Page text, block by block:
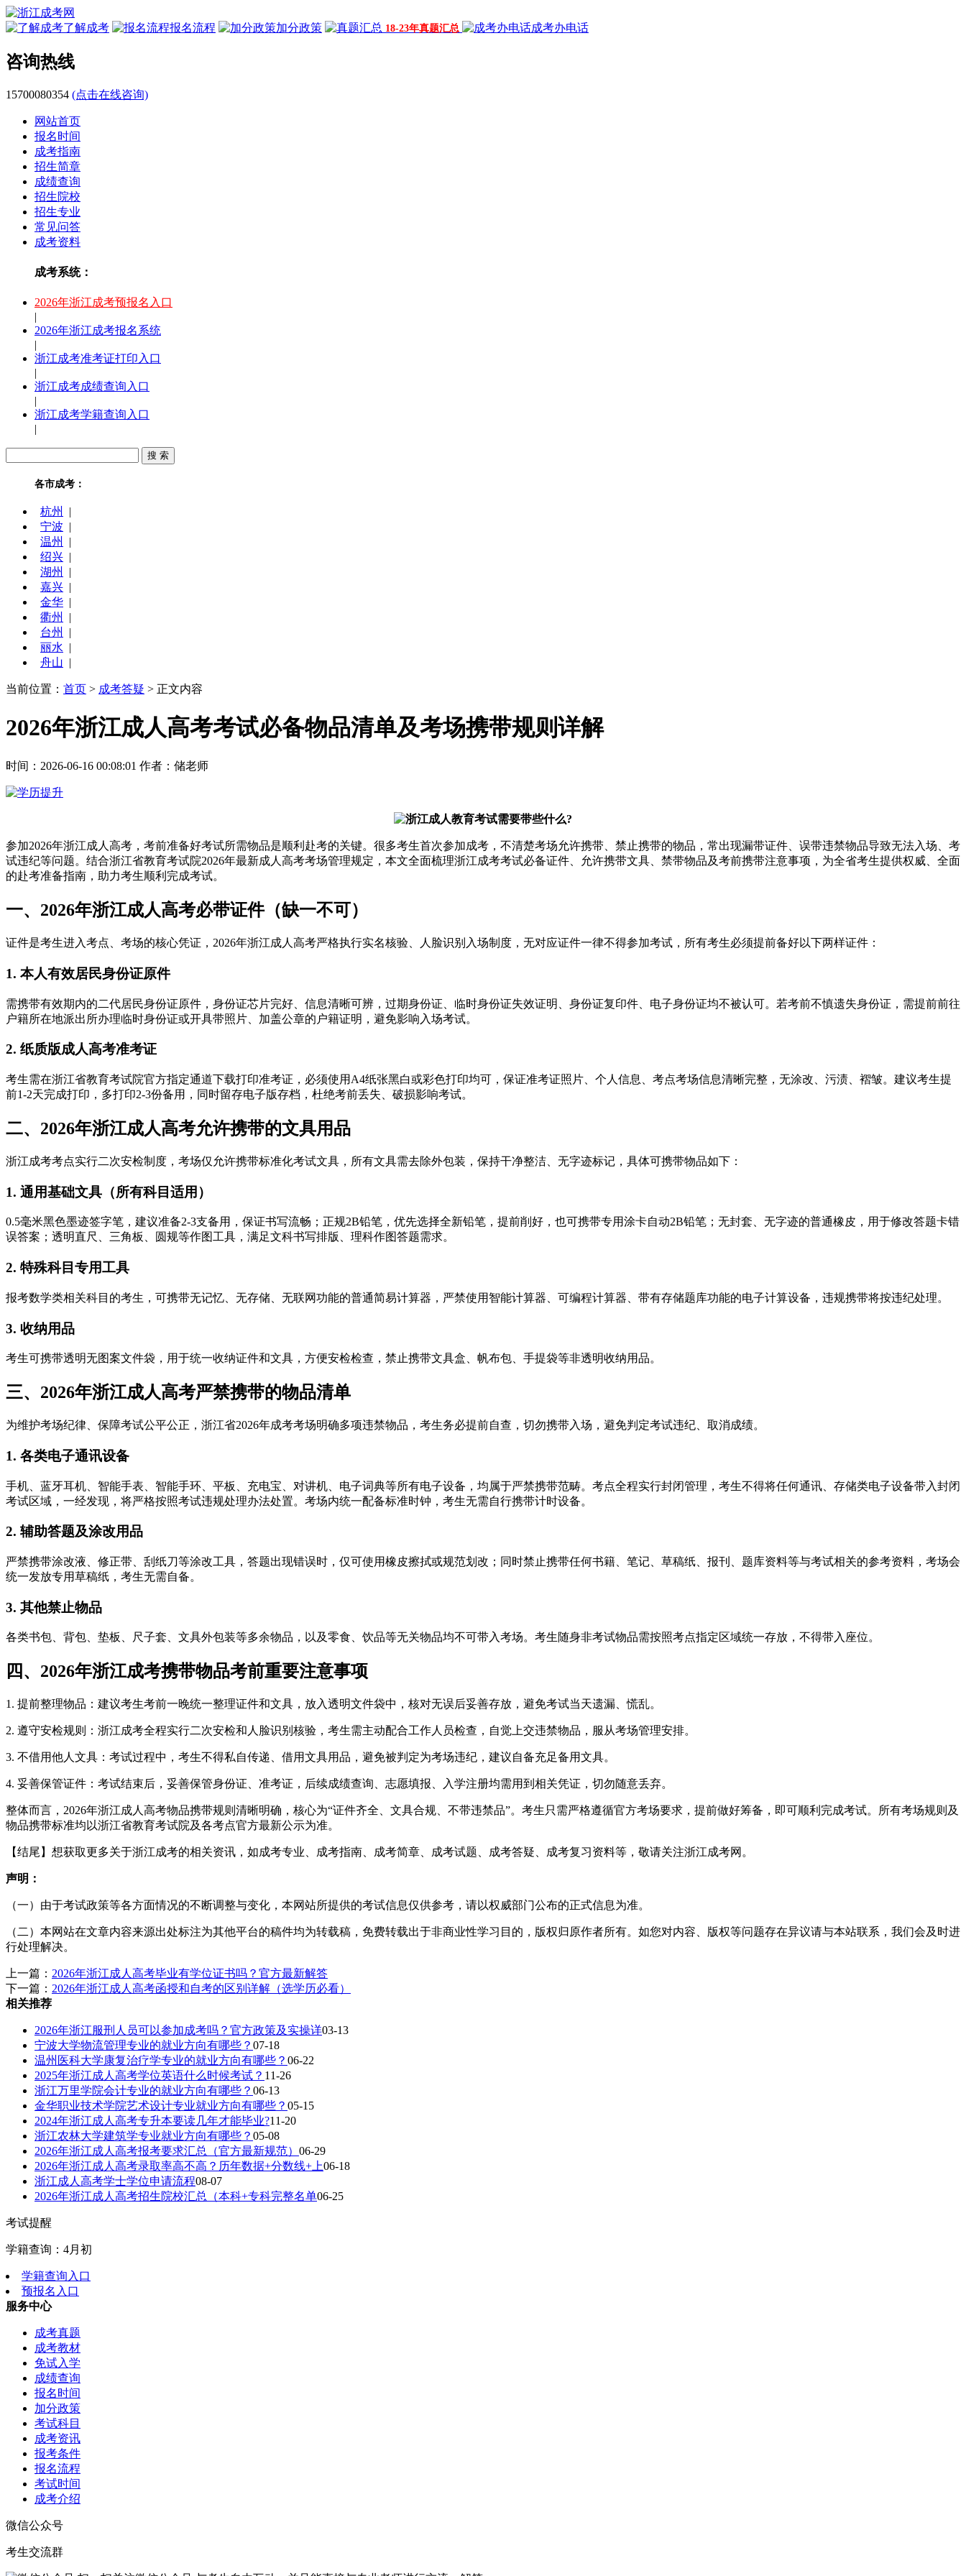
了解成考 报名流程 加分政策 18-23年真题汇总 成考办电话
咨询热线
15700080354 (点击在线咨询)
网站首页
报名时间
成考指南
招生简章
成绩查询
招生院校
招生专业
常见问答
成考资料
成考系统：
2026年浙江成考预报名入口
|
2026年浙江成考报名系统
|
浙江成考准考证打印入口
|
浙江成考成绩查询入口
|
浙江成考学籍查询入口
|
各市成考：
杭州
|
宁波 |
温州
|
绍兴 |
湖州
|
嘉兴 |
金华 |
衢州
|
台州
|
丽水 |
舟山 |
当前位置： 首页 > 成考答疑 > 正文内容
2026年浙江成人高考考试必备物品清单及考场携带规则详解
时间：2026-06-16 00:08:01 作者：储老师
参加2026年浙江成人高考，考前准备好考试所需物品是顺利赴考的关键。很多考生首次参加成考，不清楚考场允许携带、禁止携带的物品，常出现漏带证件、误带违禁物品导致无法入场、考
试违纪等问题。结合浙江省教育考试院2026年最新成人高考考场管理规定，本文全面梳理浙江成考考试必备证件、允许携带文具、禁带物品及考前携带注意事项，为全省考生提供权威、全面
的赴考准备指南，助力考生顺利完成考试。
一、2026年浙江成人高考必带证件（缺一不可）
证件是考生进入考点、考场的核心凭证，2026年浙江成人高考严格执行实名核验、人脸识别入场制度，无对应证件一律不得参加考试，所有考生必须提前备好以下两样证件：
1. 本人有效居民身份证原件
需携带有效期内的二代居民身份证原件，身份证芯片完好、信息清晰可辨，过期身份证、临时身份证失效证明、身份证复印件、电子身份证均不被认可。若考前不慎遗失身份证，需提前前往
户籍所在地派出所办理临时身份证或开具带照片、加盖公章的户籍证明，避免影响入场考试。
2. 纸质版成人高考准考证
考生需在浙江省教育考试院官方指定通道下载打印准考证，必须使用A4纸张黑白或彩色打印均可，保证准考证照片、个人信息、考点考场信息清晰完整，无涂改、污渍、褶皱。建议考生提
前1-2天完成打印，多打印2-3份备用，同时留存电子版存档，杜绝考前丢失、破损影响考试。
二、2026年浙江成人高考允许携带的文具用品
浙江成考考点实行二次安检制度，考场仅允许携带标准化考试文具，所有文具需去除外包装，保持干净整洁、无字迹标记，具体可携带物品如下：
1. 通用基础文具（所有科目适用）
0.5毫米黑色墨迹签字笔，建议准备2-3支备用，保证书写流畅；正规2B铅笔，优先选择全新铅笔，提前削好，也可携带专用涂卡自动2B铅笔；无封套、无字迹的普通橡皮，用于修改答题卡错
误答案；透明直尺、三角板、圆规等作图工具，满足文科书写排版、理科作图答题需求。
2. 特殊科目专用工具
报考数学类相关科目的考生，可携带无记忆、无存储、无联网功能的普通简易计算器，严禁使用智能计算器、可编程计算器、带有存储题库功能的电子计算设备，违规携带将按违纪处理。
3. 收纳用品
考生可携带透明无图案文件袋，用于统一收纳证件和文具，方便安检检查，禁止携带文具盒、帆布包、手提袋等非透明收纳用品。
三、2026年浙江成人高考严禁携带的物品清单
为维护考场纪律、保障考试公平公正，浙江省2026年成考考场明确多项违禁物品，考生务必提前自查，切勿携带入场，避免判定考试违纪、取消成绩。
1. 各类电子通讯设备
手机、蓝牙耳机、智能手表、智能手环、平板、充电宝、对讲机、电子词典等所有电子设备，均属于严禁携带范畴。考点全程实行封闭管理，考生不得将任何通讯、存储类电子设备带入封闭
考试区域，一经发现，将严格按照考试违规处理办法处置。考场内统一配备标准时钟，考生无需自行携带计时设备。
2. 辅助答题及涂改用品
严禁携带涂改液、修正带、刮纸刀等涂改工具，答题出现错误时，仅可使用橡皮擦拭或规范划改；同时禁止携带任何书籍、笔记、草稿纸、报刊、题库资料等与考试相关的参考资料，考场会
统一发放专用草稿纸，考生无需自备。
3. 其他禁止物品
各类书包、背包、垫板、尺子套、文具外包装等多余物品，以及零食、饮品等无关物品均不可带入考场。考生随身非考试物品需按照考点指定区域统一存放，不得带入座位。
四、2026年浙江成考携带物品考前重要注意事项
1. 提前整理物品：建议考生考前一晚统一整理证件和文具，放入透明文件袋中，核对无误后妥善存放，避免考试当天遗漏、慌乱。
2. 遵守安检规则：浙江成考全程实行二次安检和人脸识别核验，考生需主动配合工作人员检查，自觉上交违禁物品，服从考场管理安排。
3. 不借用他人文具：考试过程中，考生不得私自传递、借用文具用品，避免被判定为考场违纪，建议自备充足备用文具。
4. 妥善保管证件：考试结束后，妥善保管身份证、准考证，后续成绩查询、志愿填报、入学注册均需用到相关凭证，切勿随意丢弃。
整体而言，2026年浙江成人高考物品携带规则清晰明确，核心为“证件齐全、文具合规、不带违禁品”。考生只需严格遵循官方考场要求，提前做好筹备，即可顺利完成考试。所有考场规则及
物品携带标准均以浙江省教育考试院及各考点官方最新公示为准。
【结尾】想获取更多关于浙江成考的相关资讯，如成考专业、成考指南、成考简章、成考试题、成考答疑、成考复习资料等，敬请关注浙江成考网。
声明：
（一）由于考试政策等各方面情况的不断调整与变化，本网站所提供的考试信息仅供参考，请以权威部门公布的正式信息为准。
（二）本网站在文章内容来源出处标注为其他平台的稿件均为转载稿，免费转载出于非商业性学习目的，版权归原作者所有。如您对内容、版权等问题存在异议请与本站联系，我们会及时进
行处理解决。
上一篇： 2026年浙江成人高考毕业有学位证书吗？官方最新解答
下一篇： 2026年浙江成人高考函授和自考的区别详解（选学历必看）
相关推荐
2026年浙江服刑人员可以参加成考吗？官方政策及实操详03-13
宁波大学物流管理专业的就业方向有哪些？ 07-18
温州医科大学康复治疗学专业的就业方向有哪些？ 06-22
2025年浙江成人高考学位英语什么时候考试？ 11-26
浙江万里学院会计专业的就业方向有哪些？ 06-13
金华职业技术学院艺术设计专业就业方向有哪些？ 05-15
2024年浙江成人高考专升本要读几年才能毕业?11-20
浙江农林大学建筑学专业就业方向有哪些？ 05-08
2026年浙江成人高考报考要求汇总（官方最新规范） 06-29
2026年浙江成人高考录取率高不高？历年数据+分数线+上06-18
浙江成人高考学士学位申请流程08-07
2026年浙江成人高考招生院校汇总（本科+专科完整名单06-25
考试提醒
学籍查询：4月初
学籍查询入口
预报名入口
服务中心
成考真题
成考教材
免试入学
成绩查询
报名时间
加分政策
考试科目
成考资讯
报考条件
报名流程
考试时间
成考介绍
微信公众号
考生交流群